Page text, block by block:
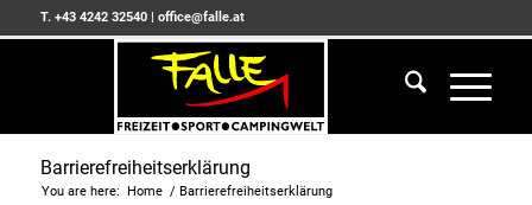
T. +43 4242 32540| office@falle.at
Barrierefreiheitserklärung
You are here: Home / Barrierefreiheitserklärung